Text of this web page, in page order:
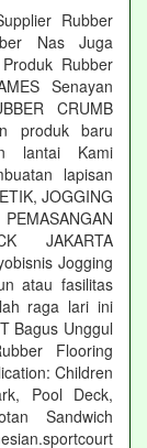
Rubber
Nas Juga
Rubber
Senayan
CRUMB
produk baru
lantai Kami
lapisan
JOGGING
JAKARTA
Jogging
atau fasilitas
raga lari ini
Bagus Unggul
Flooring
Children
Pool Deck,
Sandwich